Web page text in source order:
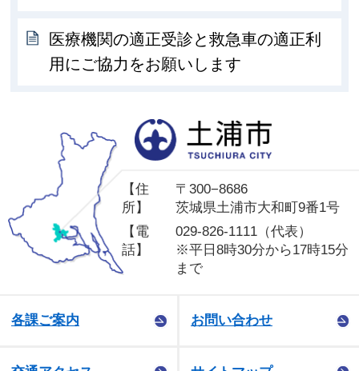
医療機関の適正受診と救急車の適正利
用にご協力をお願いします
【住
所】
〒300−8686
茨城県土浦市大和町9番1号
【電
話】
029-826-1111（代表）
※平日8時30分から17時15分
まで
各課ご案内 お問い合わせ